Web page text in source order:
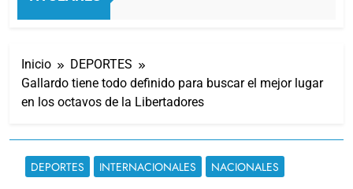
11 Horas Atrás
Inicio
DEPORTES
Gallardo tiene todo definido para buscar el mejor lugar
en los octavos de la Libertadores
DEPORTES INTERNACIONALES NACIONALES